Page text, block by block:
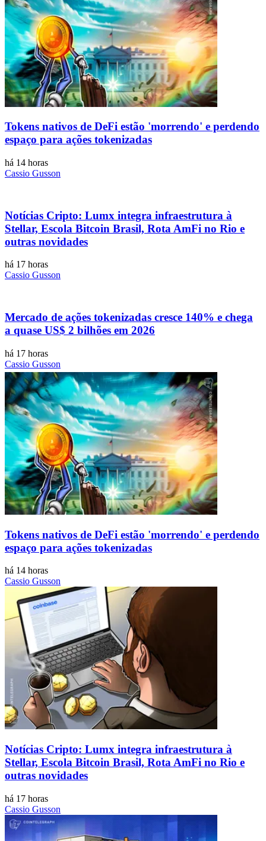
Tokens nativos de DeFi estão 'morrendo' e perdendo
espaço para ações tokenizadas
há 14 horas
Cassio Gusson
Notícias Cripto: Lumx integra infraestrutura à
Stellar, Escola Bitcoin Brasil, Rota AmFi no Rio e
outras novidades
há 17 horas
Cassio Gusson
Mercado de ações tokenizadas cresce 140% e chega
a quase US$ 2 bilhões em 2026
há 17 horas
Cassio Gusson
Tokens nativos de DeFi estão 'morrendo' e perdendo
espaço para ações tokenizadas
há 14 horas
Cassio Gusson
Notícias Cripto: Lumx integra infraestrutura à
Stellar, Escola Bitcoin Brasil, Rota AmFi no Rio e
outras novidades
há 17 horas
Cassio Gusson